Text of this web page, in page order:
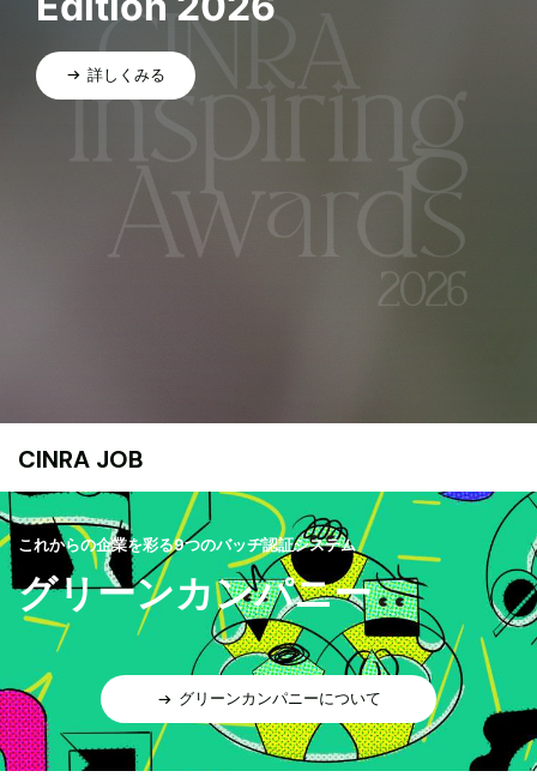
詳しくみる
CINRA JOB
これからの企業を彩る9つのバッヂ認証システム
グリーンカンパニー
グリーンカンパニーについて